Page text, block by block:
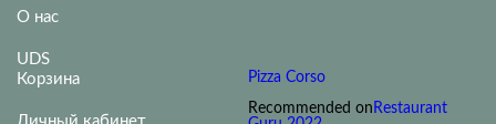
О нас
UDS
Корзина
Pizza Corso
Recommended on Restaurant